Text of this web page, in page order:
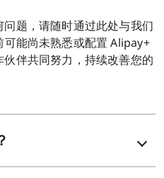
题，请随时通过此处与我们
能尚未熟悉或配置 Alipay+
伴共同努力，持续改善您的